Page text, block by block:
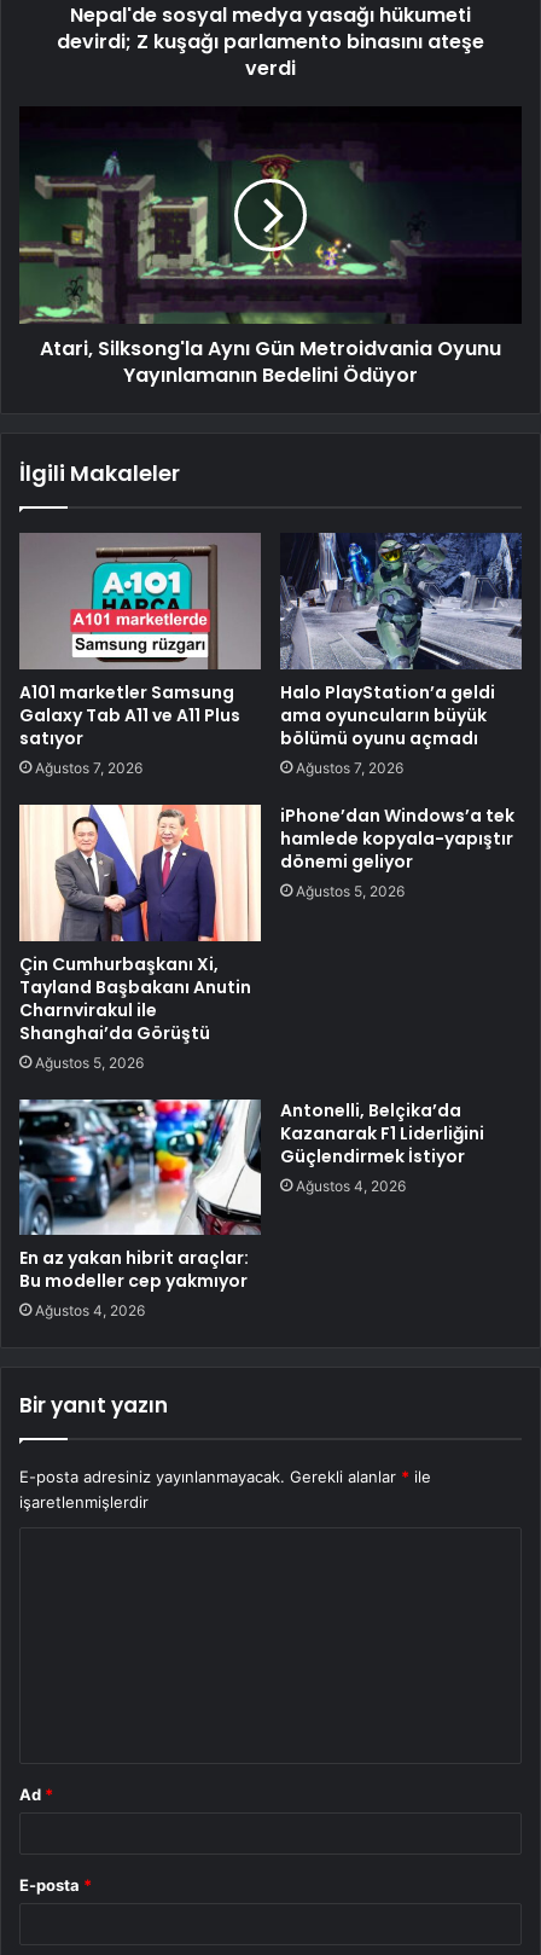
Nepal'de sosyal medya yasağı hükumeti
devirdi; Z kuşağı parlamento binasını ateşe
verdi
Atari, Silksong'la Aynı Gün Metroidvania Oyunu
Yayınlamanın Bedelini Ödüyor
İlgili Makaleler
A101 marketler Samsung
Galaxy Tab A11 ve A11 Plus
satıyor
Ağustos 7, 2026
Halo PlayStation’a geldi
ama oyuncuların büyük
bölümü oyunu açmadı
Ağustos 7, 2026
Çin Cumhurbaşkanı Xi,
Tayland Başbakanı Anutin
Charnvirakul ile
Shanghai’da Görüştü
Ağustos 5, 2026
iPhone’dan Windows’a tek
hamlede kopyala-yapıştır
dönemi geliyor
Ağustos 5, 2026
En az yakan hibrit araçlar:
Bu modeller cep yakmıyor
Ağustos 4, 2026
Antonelli, Belçika’da
Kazanarak F1 Liderliğini
Güçlendirmek İstiyor
Ağustos 4, 2026
Bir yanıt yazın
E-posta adresiniz yayınlanmayacak. Gerekli alanlar * ile
işaretlenmişlerdir
Ad *
E-posta *